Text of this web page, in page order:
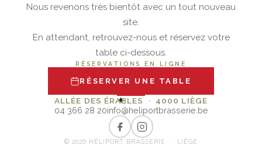
Nous revenons très bientôt avec un tout nouveau
site.
En attendant, retrouvez-nous et réservez votre
table ci-dessous.
RÉSERVATIONS EN LIGNE
RÉSERVER UNE TABLE
✦
ALLÉE DES ÉRABLES · 4000 LIÈGE
04 366 28 20info@heliportbrasserie.be
© 2026 HÉLIPORT BRASSERIE · LIÈGE